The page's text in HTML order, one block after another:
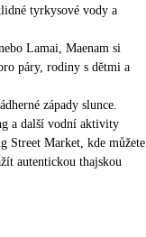
tyrkysové vody a
Lamai, Maenam si
páry, rodiny s dětmi a
západy slunce.
a další vodní aktivity
Street Market, kde můžete
autentickou thajskou